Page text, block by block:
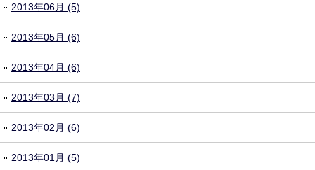
2013年06月 (5)
2013年05月 (6)
2013年04月 (6)
2013年03月 (7)
2013年02月 (6)
2013年01月 (5)